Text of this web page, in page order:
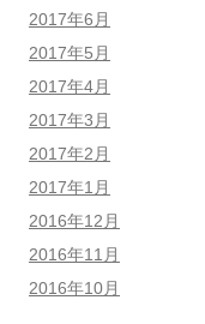
2017年6月
2017年5月
2017年4月
2017年3月
2017年2月
2017年1月
2016年12月
2016年11月
2016年10月